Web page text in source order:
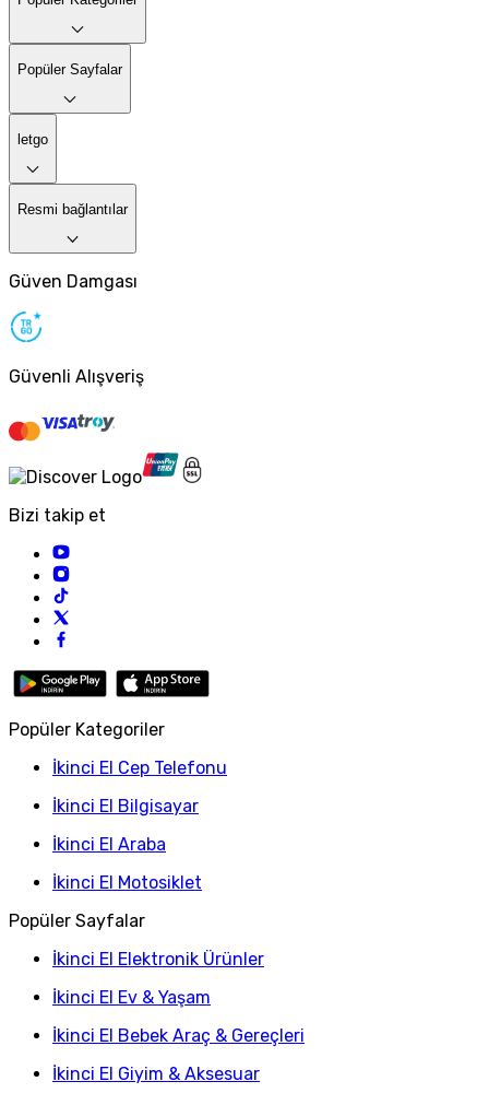
Popüler Sayfalar
letgo
Resmi bağlantılar
Güven Damgası
Güvenli Alışveriş
Bizi takip et
Popüler Kategoriler
İkinci El Cep Telefonu
İkinci El Bilgisayar
İkinci El Araba
İkinci El Motosiklet
Popüler Sayfalar
İkinci El Elektronik Ürünler
İkinci El Ev & Yaşam
İkinci El Bebek Araç & Gereçleri
İkinci El Giyim & Aksesuar